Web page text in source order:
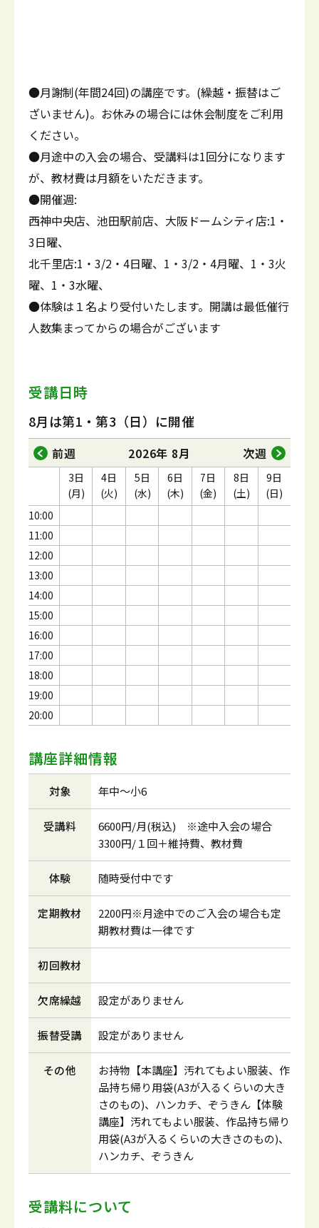
●月謝制(年間24回)の講座です。(繰越・振替はご
ざいません)。お休みの場合には休会制度をご利用
ください。
●月途中の入会の場合、受講料は1回分になります
が、教材費は月額をいただきます。
●開催週:
西神中央店、池田駅前店、大阪ドームシティ店:1・
3日曜、
北千里店:1・3/2・4日曜、1・3/2・4月曜、1・3火
曜、1・3水曜、
●体験は１名より受付いたします。開講は最低催行
人数集まってからの場合がございます
受講日時
8月は第1・第3（日）に開催
前週 2026年 8月 次週
10:00
11:00
12:00
13:00
14:00
15:00
16:00
17:00
18:00
19:00
20:00
3日
(月)
4日
(火)
5日
(水)
6日
(木)
7日
(金)
8日
(土)
9日
(日)
講座詳細情報
対象 年中～小6
受講料
6600円/月(税込) ※途中入会の場合
3300円/１回＋維持費、教材費
体験 随時受付中です
定期教材
2200円※月途中でのご入会の場合も定
期教材費は一律です
初回教材
欠席繰越 設定がありません
振替受講 設定がありません
その他
お持物【本講座】汚れてもよい服装、作
品持ち帰り用袋(A3が入るくらいの大き
さのもの)、ハンカチ、ぞうきん【体験
講座】汚れてもよい服装、作品持ち帰り
用袋(A3が入るくらいの大きさのもの)、
ハンカチ、ぞうきん
受講料について